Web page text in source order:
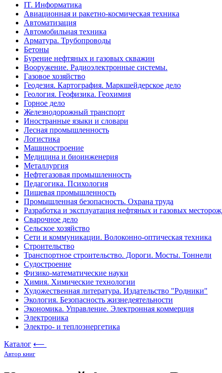
IT. Информатика
Авиационная и ракетно-космическая техника
Автоматизация
Автомобильная техника
Арматура. Трубопроводы
Бетоны
Бурение нефтяных и газовых скважин
Вооружение. Радиоэлектронные системы.
Газовое хозяйство
Геодезия. Картография. Маркшейдерское дело
Геология. Геофизика. Геохимия
Горное дело
Железнодорожный транспорт
Иностранные языки и словари
Лесная промышленность
Логистика
Машиностроение
Медицина и биоинженерия
Металлургия
Нефтегазовая промышленность
Педагогика. Психология
Пищевая промышленность
Промышленная безопасность. Охрана труда
Разработка и эксплуатация нефтяных и газовых
Сварочное дело
Сельское хозяйство
Сети и коммуникации. Волоконно-оптическая техника
Строительство
Транспортное строительство. Дороги. Мосты. Тоннели
Судостроение
Физико-математические науки
Химия. Химические технологии
Художественная литература. Издательство "Родники"
Экология. Безопасность жизнедеятельности
Экономика. Управление. Электронная коммерция
Электроника
Электро- и теплоэнергетика
Каталог ⟵
Автор книг